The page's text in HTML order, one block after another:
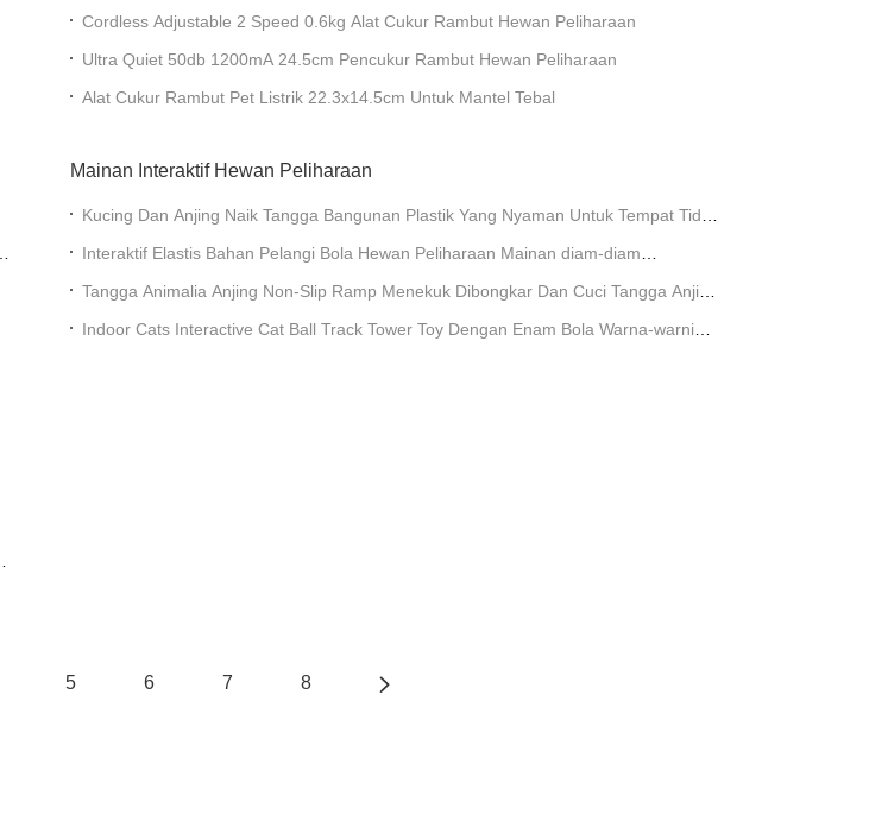
Cordless Adjustable 2 Speed ​​0.6kg Alat Cukur Rambut Hewan Peliharaan
Ultra Quiet 50db 1200mA 24.5cm Pencukur Rambut Hewan Peliharaan
Alat Cukur Rambut Pet Listrik 22.3x14.5cm Untuk Mantel Tebal
Mainan Interaktif Hewan Peliharaan
Kucing Dan Anjing Naik Tangga Bangunan Plastik Yang Nyaman Untuk Tempat Tidur
Interaktif Elastis Bahan Pelangi Bola Hewan Peliharaan Mainan diam-diam
Tangga Animalia Anjing Non-Slip Ramp Menekuk Dibongkar Dan Cuci Tangga Anjing
Indoor Cats Interactive Cat Ball Track Tower Toy Dengan Enam Bola Warna-warni
5 6 7 8